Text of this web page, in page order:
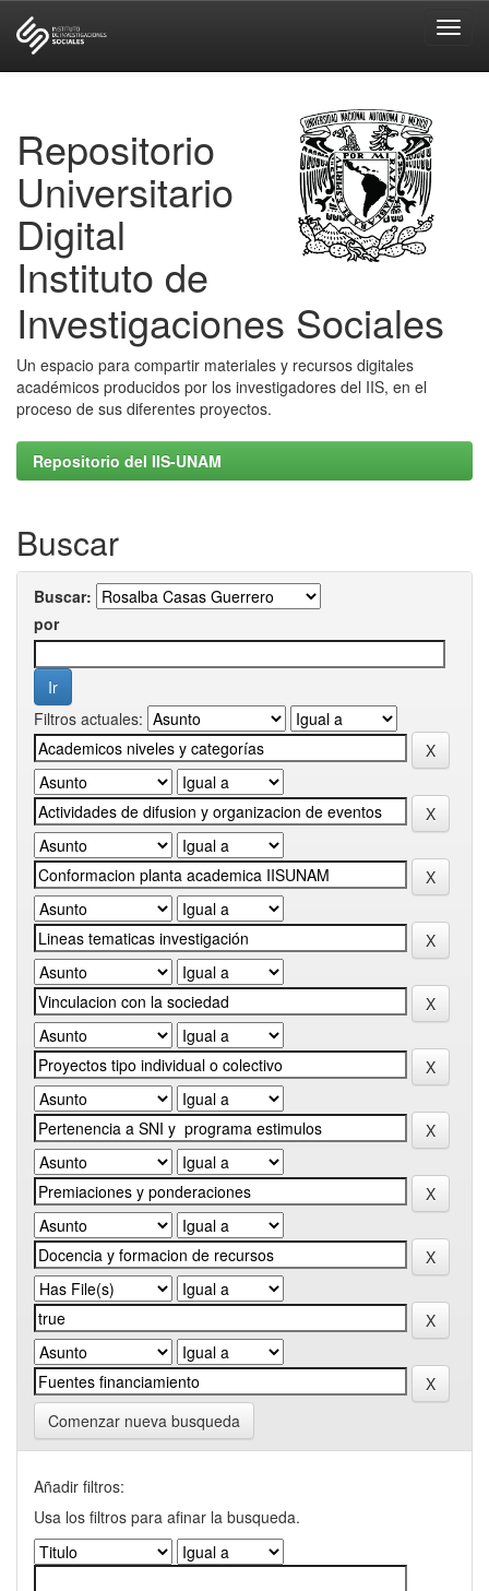
Repositorio
Universitario
Digital
Instituto de
Investigaciones Sociales
Un espacio para compartir materiales y recursos digitales
académicos producidos por los investigadores del IIS, en el
proceso de sus diferentes proyectos.
Repositorio del IIS-UNAM
Buscar
Buscar:
por
Filtros actuales:
Comenzar nueva busqueda
Añadir filtros:
Usa los filtros para afinar la busqueda.